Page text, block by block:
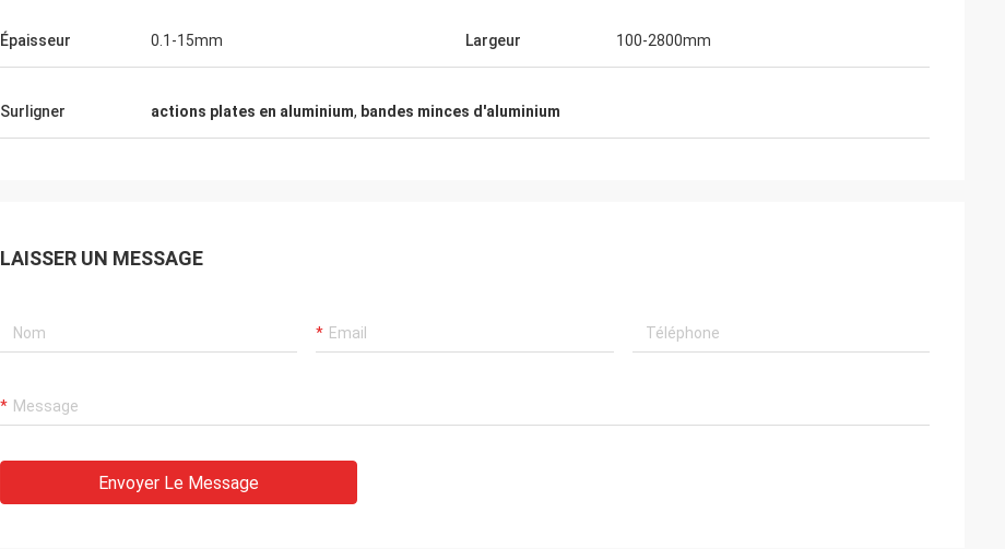
Épaisseur 0.1-15mm Largeur 100-2800mm
Surligner actions plates en aluminium, bandes minces d'aluminium
LAISSER UN MESSAGE
Envoyer Le Message